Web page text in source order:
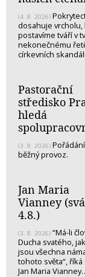
(4. 8. 2026)
dosahuje vrcholu,
postavíme tváří v
nekonečnému
církevních
Pastorační
středisko
hledá
(3. 8. 2026)
běžný provoz.
Jan Maria
Vianney
4.8.)
(3. 8. 2026) “Má-li
Ducha svatého,
jsou všechna
tohoto světa“, říká
Jan Maria